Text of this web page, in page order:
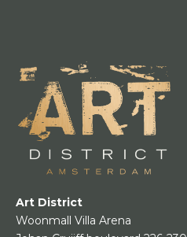
Art District
Woonmall Villa Arena